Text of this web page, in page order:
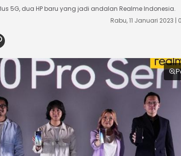
5G, dua HP baru yang jadi andalan Realme Indonesia.
Rabu, 11 Januari 2023 |